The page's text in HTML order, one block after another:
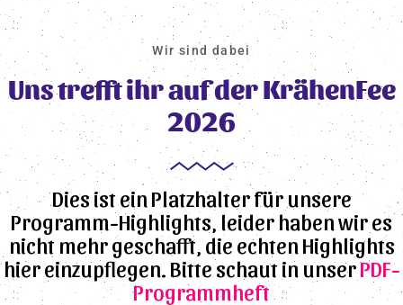
Wir sind dabei
Uns trefft ihr auf der KrähenFee
2026
Dies ist ein Platzhalter für unsere
Programm-Highlights, leider haben wir es
nicht mehr geschafft, die echten Highlights
hier einzupflegen. Bitte schaut in unserPDF-
Programmheft